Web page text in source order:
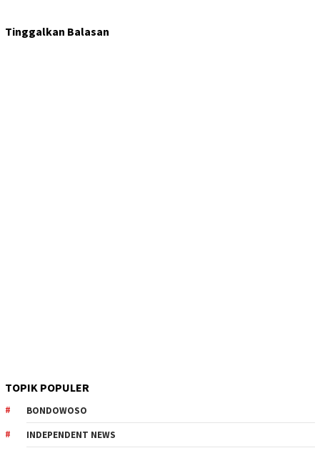
Tinggalkan Balasan
TOPIK POPULER
BONDOWOSO
INDEPENDENT NEWS